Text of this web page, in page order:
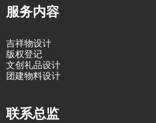
服务内容
吉祥物设计
版权登记
文创礼品设计
团建物料设计
联系总监